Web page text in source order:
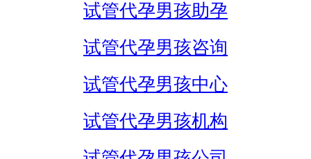
试管代孕男孩助孕
试管代孕男孩咨询
试管代孕男孩中心
试管代孕男孩机构